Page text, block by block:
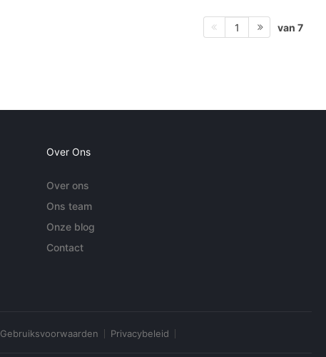
1 van 7
Over Ons
Over ons
Ons team
Onze blog
Contact
Gebruiksvoorwaarden Privacybeleid